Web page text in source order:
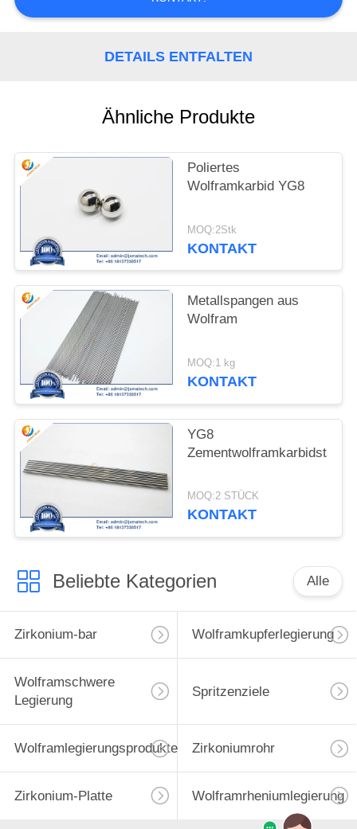
FORDERN
SITEMAP
PRIVACY
DETAILS ENTFALTEN
Ähnliche Produkte
Poliertes
Wolframkarbid YG8
MOQ:2Stk
KONTAKT
Metallspangen aus
Wolfram
MOQ:1 kg
KONTAKT
YG8
Zementwolframkarbidstange
MOQ:2 STÜCK
KONTAKT
Beliebte Kategorien Alle
Zirkonium-bar Wolframkupferlegierung
Wolframschwere
Legierung
Spritzenziele
Wolframlegierungsprodukte Zirkoniumrohr
Zirkonium-Platte Wolframrheniumlegierung